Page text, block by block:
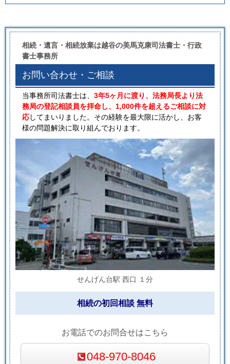
相続・遺言・相続放棄は越谷の美馬克康司法書士・行政
書士事務所
お問い合わせ・ご相談
当事務所司法書士は、 3年5ヶ月に渡り、法務局長より法
務局の登記相談員を拝命し、1,000件を超えるご相談に対
応してまいりました。その経験を最大限に活かし、お客
様の問題解決に取り組んでおります。
せんげん台駅 西口 １分
相続の初回相談 無料
お電話でのお問合せはこちら
048-970-8046